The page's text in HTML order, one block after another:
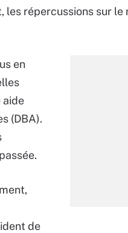
les répercussions sur
en
aide
(DBA).
de